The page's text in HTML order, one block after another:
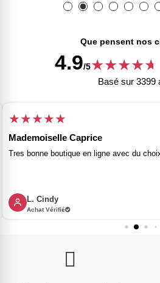
Que pensent nos
4.9/5★★★★★
★
Basé sur 3399
★★★★★
Mademoiselle Caprice
Tres bonne boutique en ligne avec du
L. Cindy
Achat Vérifié